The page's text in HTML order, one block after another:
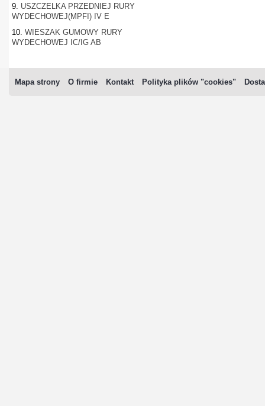
9. USZCZELKA PRZEDNIEJ RURY
WYDECHOWEJ(MPFI) IV E
10. WIESZAK GUMOWY RURY
WYDECHOWEJ IC/IG AB
Mapa strony O firmie Kontakt Polityka plików "cookies"